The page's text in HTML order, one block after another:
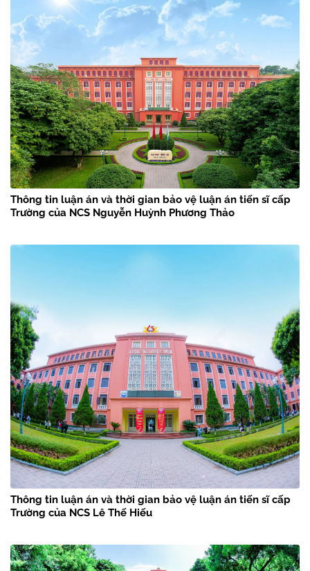
Thông tin luận án và thời gian bảo vệ luận án tiến sĩ cấp
Trường của NCS Nguyễn Huỳnh Phương Thảo
Thông tin luận án và thời gian bảo vệ luận án tiến sĩ cấp
Trường của NCS Lê Thế Hiếu